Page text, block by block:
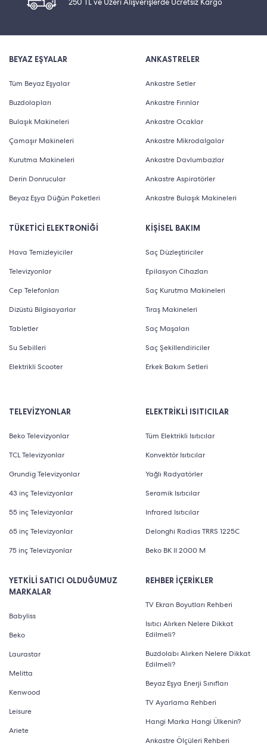
BEYAZ EŞYALAR
Tüm Beyaz Eşyalar
Buzdolapları
Bulaşık Makineleri
Çamaşır Makineleri
Kurutma Makineleri
Derin Donrucular
Beyaz Eşya Düğün Paketleri
TÜKETİCİ ELEKTRONİĞİ
Hava Temizleyiciler
Televizyonlar
Cep Telefonları
Dizüstü Bilgisayarlar
Tabletler
Su Sebilleri
Elektrikli Scooter
ANKASTRELER
Ankastre Setler
Ankastre Fırınlar
Ankastre Ocaklar
Ankastre Mikrodalgalar
Ankastre Davlumbazlar
Ankastre Aspiratörler
Ankastre Bulaşık Makineleri
KİŞİSEL BAKIM
Saç Düzleştiriciler
Epilasyon Cihazları
Saç Kurutma Makineleri
Tıraş Makineleri
Saç Maşaları
Saç Şekillendiriciler
Erkek Bakım Setleri
TELEVİZYONLAR
Beko Televizyonlar
TCL Televizyonlar
Grundig Televizyonlar
43 inç Televizyonlar
55 inç Televizyonlar
65 inç Televizyonlar
75 inç Televizyonlar
YETKİLİ SATICI OLDUĞUMUZ
MARKALAR
Babyliss
Beko
Laurastar
Melitta
Kenwood
Leisure
Ariete
ELEKTRİKLİ ISITICILAR
Tüm Elektrikli Isıtıcılar
Konvektör Isıtıcılar
Yağlı Radyatörler
Seramik Isıtıcılar
Infrared Isıtıcılar
Delonghi Radias TRRS 1225C
Beko BK II 2000 M
REHBER İÇERİKLER
TV Ekran Boyutları Rehberi
Isıtıcı Alırken Nelere Dikkat
Edilmeli?
Buzdolabı Alırken Nelere Dikkat
Edilmeli?
Beyaz Eşya Enerji Sınıfları
TV Ayarlama Rehberi
Hangi Marka Hangi Ülkenin?
Ankastre Ölçüleri Rehberi